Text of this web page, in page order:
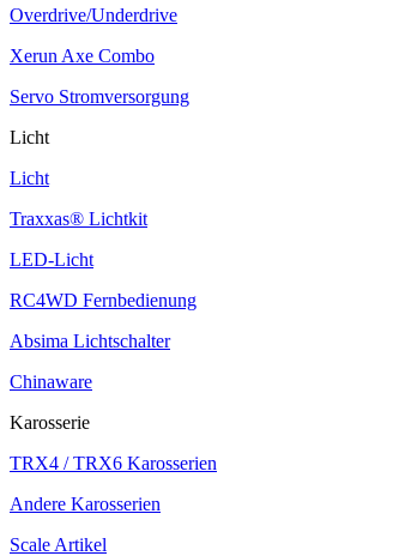
Overdrive/Underdrive
Xerun Axe Combo
Servo Stromversorgung
Licht
Licht
Traxxas® Lichtkit
LED-Licht
RC4WD Fernbedienung
Absima Lichtschalter
Chinaware
Karosserie
TRX4 / TRX6 Karosserien
Andere Karosserien
Scale Artikel